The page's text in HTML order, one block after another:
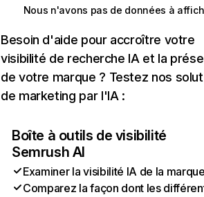
Nous n'avons pas de données à
Besoin d'aide pour accroître votre
visibilité de recherche IA et la
de votre marque ? Testez nos
de marketing par l'IA :
Boîte à outils de visibilité
Semrush AI
Examiner la visibilité IA de la
Comparez la façon dont les